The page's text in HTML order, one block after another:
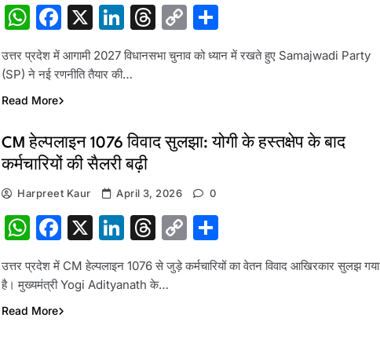
WhatsApp
Facebook
X LinkedIn
Threads
Copy
Link
Share
उत्तर प्रदेश में आगामी 2027 विधानसभा चुनाव को ध्यान में रखते हुए Samajwadi Party
(SP) ने नई रणनीति तैयार की…
Read More
CM हेल्पलाइन 1076 विवाद सुलझा: योगी के हस्तक्षेप के बाद
कर्मचारियों की सैलरी बढ़ी
Harpreet Kaur April 3, 2026 0
WhatsApp
Facebook
X LinkedIn
Threads
Copy
Link
Share
उत्तर प्रदेश में CM हेल्पलाइन 1076 से जुड़े कर्मचारियों का वेतन विवाद आखिरकार सुलझ गया
है। मुख्यमंत्री Yogi Adityanath के…
Read More